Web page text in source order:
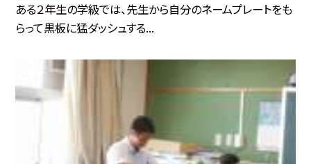
ある２年生の学級では、先生から自分のネームプレートをも
らって黒板に猛ダッシュする...